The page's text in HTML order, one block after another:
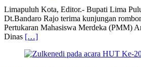
Limapuluh Kota, Editor.- Bupati Lima
Dt.Bandaro Rajo terima kunjungan
Pertukaran Mahasiswa Merdeka (PMM)
Dinas […]